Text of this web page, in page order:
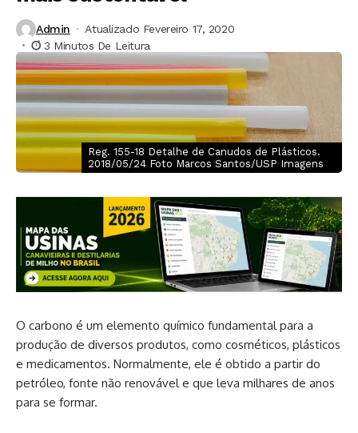
Admin
Atualizado Fevereiro 17, 2020
3 Minutos De Leitura
Reg. 155-18 Detalhe de Canudos de Plásticos.
2018/05/24 Foto Marcos Santos/USP Imagens
O carbono é um elemento químico fundamental para a
produção de diversos produtos, como cosméticos, plásticos
e medicamentos. Normalmente, ele é obtido a partir do
petróleo, fonte não renovável e que leva milhares de anos
para se formar.